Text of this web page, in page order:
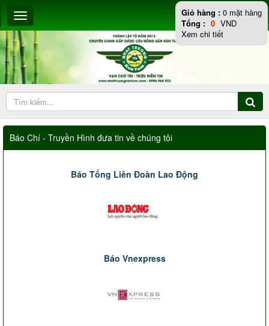
Báo Chí - Truyền Hình đưa tin về chúng tôi
Báo Tổng Liên Đoàn Lao Động
Báo Vnexpress
Giỏ hàng : 0 mặt hàng
Tổng : 0 VND
Xem chi tiết